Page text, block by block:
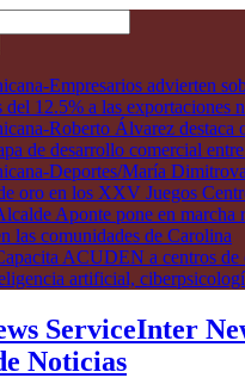
Empresarios advierten
del 12.5% a las exportaciones
Roberto Álvarez destaca
de desarrollo comercial
Deportes/María
oro en los XXV Juegos
Aponte pone en marcha
las comunidades de Carolina
ACUDEN a centros
artificial,
Inter
Noticias